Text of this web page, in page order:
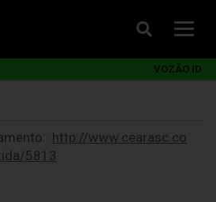
VOZÃO ID
http://www.cearasc.co
5813